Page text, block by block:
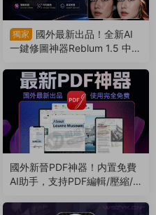
獨家
國外最新出品！全新AI
一鍵修圖神器Reblum 1.5 中文
雙手（260803）
國外新晉PDF神器！内置免費
AI助手，支持PDF編輯/壓縮/